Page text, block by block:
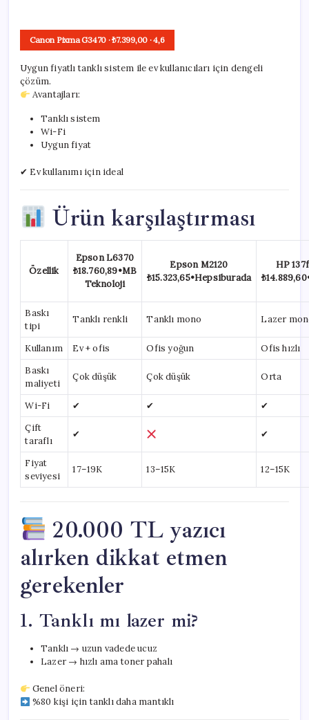
Canon Pixma G3470 · ₺7.399,00 ·4,6
Uygun fiyatlı tanklı sistem ile ev kullanıcıları için dengeli
çözüm.
Avantajları:
Tanklı sistem
Wi-Fi
Uygun fiyat
✔ Ev kullanımı için ideal
Ürün karşılaştırması
Özellik
Epson L6370
₺18.760,89•MB
Teknoloji
Epson M2120
₺15.323,65•Hepsiburada
HP
₺14.889,60
Baskı
tipi
Tanklı renkli Tanklı mono Lazer
Kullanım Ev + ofis Ofis yoğun
Ofis hızlı
Baskı
maliyeti
Çok düşük Çok düşük Orta
Wi-Fi ✔ ✔
✔
Çift
taraflı
✔ ✔
Fiyat
seviyesi
17–19K 13–15K 12–15K
20.000 TL yazıcı
alırken dikkat etmen
gerekenler
1. Tanklı mı lazer mi?
Tanklı → uzun vadede ucuz
Lazer → hızlı ama toner pahalı
Genel öneri:
%80 kişi için tanklı daha mantıklı